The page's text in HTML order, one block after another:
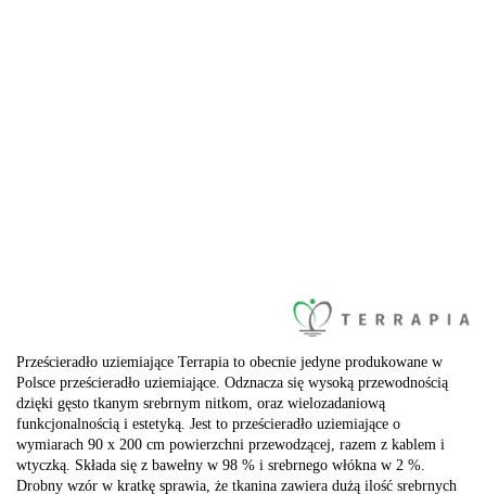
Prześcieradło uziemiające Terrapia to obecnie jedyne produkowane w
Polsce prześcieradło uziemiające. Odznacza się wysoką przewodnością
dzięki gęsto tkanym srebrnym nitkom, oraz wielozadaniową
funkcjonalnością i estetyką. Jest to prześcieradło uziemiające o
wymiarach 90 x 200 cm powierzchni przewodzącej, razem z kablem i
wtyczką. Składa się z bawełny w 98 % i srebrnego włókna w 2 %.
Drobny wzór w kratkę sprawia, że tkanina zawiera dużą ilość srebrnych